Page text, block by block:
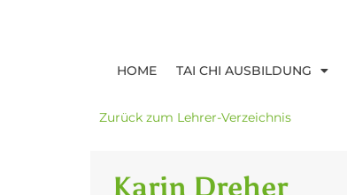
HOME TAI CHI AUSBILDUNG
Zurück zum Lehrer-Verzeichnis
Karin Dreher